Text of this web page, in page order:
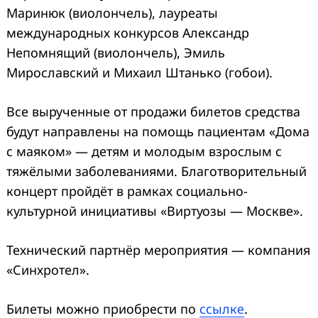
Маринюк (виолончель), лауреаты
международных конкурсов Александр
Непомнящий (виолончель), Эмиль
Мирославский и Михаил Штанько (гобои).
Все вырученные от продажи билетов средства
будут направлены на помощь пациентам «Дома
с маяком» — детям и молодым взрослым с
тяжёлыми заболеваниями. Благотворительный
концерт пройдёт в рамках социально-
культурной инициативы «Виртуозы — Москве».
Технический партнёр мероприятия — компания
«Синхротел».
Билеты можно приобрести по ссылке.